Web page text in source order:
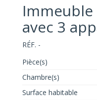
avec 3
RÉF. -
Pièce(s)
Chambre(s)
Surface habitable